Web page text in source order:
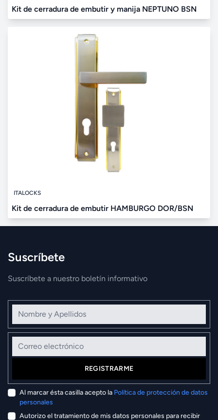
Kit de cerradura de embutir y manija NEPTUNO BSN
ITALOCKS
Kit de cerradura de embutir HAMBURGO DOR/BSN
Suscríbete
Suscríbete a nuestro boletín informativo
Nombre y Apellidos
Correo electrónico
REGISTRARME
Al marcar ésta casilla acepto la Política de protección de datos
personales
Autorizo el tratamiento de mis datos personales para recibir